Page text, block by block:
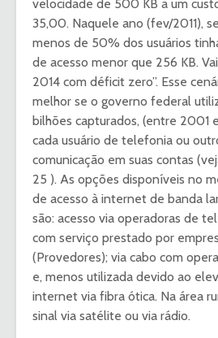
velocidade de 500 KB a um
35,00. Naquele ano (fev/2011),
menos de 50% dos usuários
de acesso menor que 256 KB.
2014 com déficit zero”. Esse
melhor se o governo federal
bilhões capturados, (entre 2001
cada usuário de telefonia ou
comunicação em suas contas
25 ). As opções disponíveis no
de acesso à internet de banda
são: acesso via operadoras de
com serviço prestado por
(Provedores); via cabo com
e, menos utilizada devido ao
internet via fibra ótica. Na área
sinal via satélite ou via rádio.